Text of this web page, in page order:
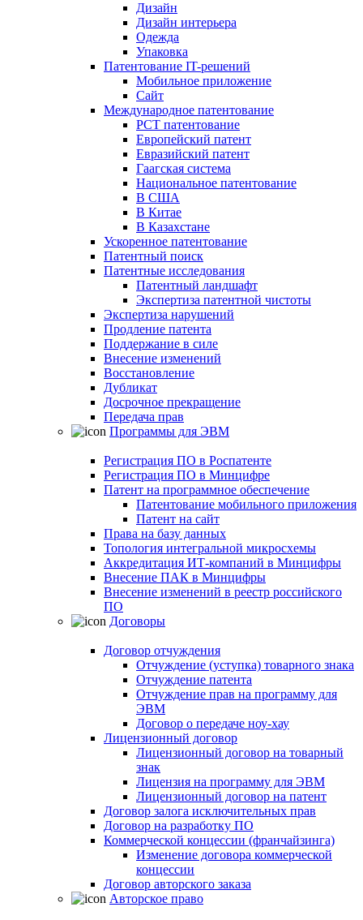
Дизайн
Дизайн интерьера
Одежда
Упаковка
Патентование IT-решений
Мобильное приложение
Сайт
Международное патентование
PCT патентование
Европейский патент
Евразийский патент
Гаагская система
Национальное патентование
В США
В Китае
В Казахстане
Ускоренное патентование
Патентный поиск
Патентные исследования
Патентный ландшафт
Экспертиза патентной чистоты
Экспертиза нарушений
Продление патента
Поддержание в силе
Внесение изменений
Восстановление
Дубликат
Досрочное прекращение
Передача прав
Программы для ЭВМ
Регистрация ПО в Роспатенте
Регистрация ПО в Минцифре
Патент на программное обеспечение
Патентование мобильного приложения
Патент на сайт
Права на базу данных
Топология интегральной микросхемы
Аккредитация ИТ-компаний в Минцифры
Внесение ПАК в Минцифры
Внесение изменений в реестр российского
ПО
Договоры
Договор отчуждения
Отчуждение (уступка) товарного знака
Отчуждение патента
Отчуждение прав на программу для
ЭВМ
Договор о передаче ноу-хау
Лицензионный договор
Лицензионный договор на товарный
знак
Лицензия на программу для ЭВМ
Лицензионный договор на патент
Договор залога исключительных прав
Договор на разработку ПО
Коммерческой концессии (франчайзинга)
Изменение договора коммерческой
концессии
Договор авторского заказа
Авторское право